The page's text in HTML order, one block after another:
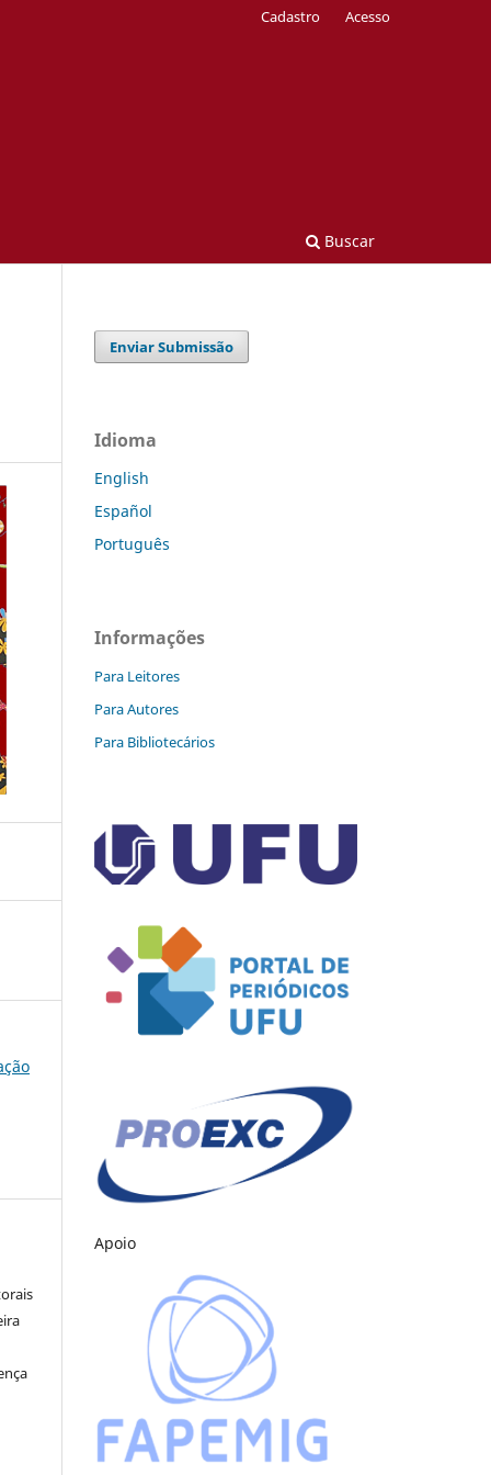
Buscar
Cadastro Acesso
Enviar Submissão
Idioma
English
Español
Português
Informações
Para Leitores
Para Autores
Para Bibliotecários
Apoio